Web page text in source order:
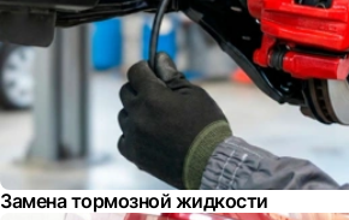
Замена тормозной жидкости